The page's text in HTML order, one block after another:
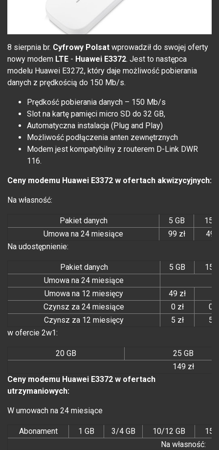
8 sierpnia br. Cyfrowy Polsat wprowadził do swojej oferty
nowy modem LTE - Huawei E3372. Jest to następca
modelu Huawei E3272, który daje możliwość pobierania
danych z prędkością do 150 Mb/s.
Prędkość pobierania danych – 150 Mb/s
Slot na kartę pamięci micro SD do 32 GB,
Automatyczna instalacja (Plug and Play)
Możliwość podłączenia anten zewnętrznych
Modem jest kompatybilny z routerem D-Link DWR
116.
Ceny modemu Huawei E3372 w ofertach akwizycyjnych:
Na własność:
Pakiet danych 5 GB
15
Umowa na 24 miesiące
99 zł
49
Na udostępnienie:
Pakiet danych 5 GB
15
Umowa na 24 miesiące
Umowa na 12 miesięcy
49 zł
Czynsz za 24 miesiące
0 zł
0
Czynsz za 12 miesięcy
5 zł
5
w ofercie 2w1:
20 GB
25 GB
149 zł
Ceny modemu Huawei E3372 w ofertach
utrzymaniowych:
W umowach na 24 miesiące
Abonament 1 GB 3/4 GB 10/12 GB
15/
Na własność: